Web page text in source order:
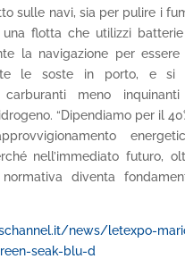
sulle navi, sia per pulire i
una flotta che utilizzi
la navigazione per
le soste in porto, e si
carburanti meno
“Dipendiamo per il
nell’immediato futuro,
normativa diventa
news/letexpo-
seak-blu-d